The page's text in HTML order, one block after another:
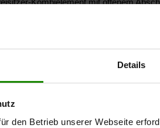
Details
den Betrieb unserer Webseite
Kombielement mit offenem
Wellenfedern. Die Rückenlehnen
Originalstoff bezogen.